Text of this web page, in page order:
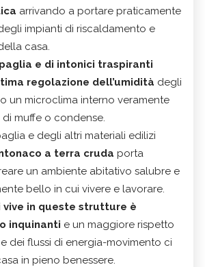
arrivando a portare praticamente
impianti di riscaldamento e
casa.
e di intonici traspiranti
regolazione dell’umidità degli
un microclima interno veramente
muffe o condense.
e degli altri materiali edilizi
a terra cruda porta
un ambiente abitativo salubre e
bello in cui vivere e lavorare.
vive in queste strutture è
inquinanti e un maggiore rispetto
dei flussi di energia-movimento ci
in pieno benessere.